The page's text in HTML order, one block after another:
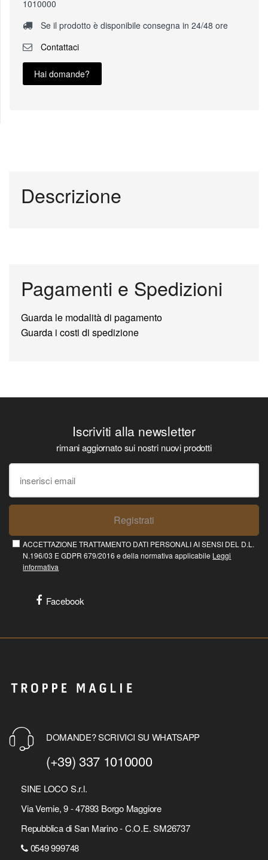
1010000
Se il prodotto è disponibile consegna in 24/48 ore
Contattaci
Hai domande?
Descrizione
Pagamenti e Spedizioni
Guarda le modalità di pagamento
Guarda i costi di spedizione
Iscriviti alla newsletter
rimani aggiornato sui nostri nuovi prodotti
Registrati
ACCETTAZIONE TRATTAMENTO DATI PERSONALI AI SENSI DEL D.L.
N.196/03 E GDPR 679/2016 e della normativa applicabile Leggi
informativa
Facebook
DOMANDE? SCRIVICI SU WHATSAPP
(+39) 337 1010000
SINE LOCO S.r.l.
Via Vernie, 9 - 47893 Borgo Maggiore
Repubblica di San Marino - C.O.E. SM26737
0549 999748